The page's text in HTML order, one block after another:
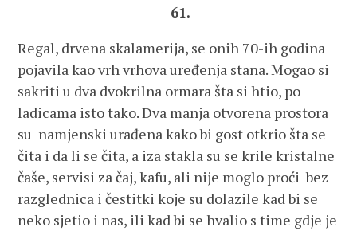
61.
Regal, drvena skalamerija, se onih 70-ih godina
pojavila kao vrh vrhova uređenja stana. Mogao si
sakriti u dva dvokrilna ormara šta si htio, po
ladicama isto tako. Dva manja otvorena prostora
su namjenski urađena kako bi gost otkrio šta se
čita i da li se čita, a iza stakla su se krile kristalne
čaše, servisi za čaj, kafu, ali nije moglo proći bez
razglednica i čestitki koje su dolazile kad bi se
neko sjetio i nas, ili kad bi se hvalio s time gdje je